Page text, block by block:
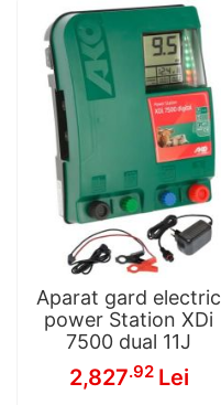
Aparat gard electric
power Station XDi
7500 dual 11J
2,827.92 Lei